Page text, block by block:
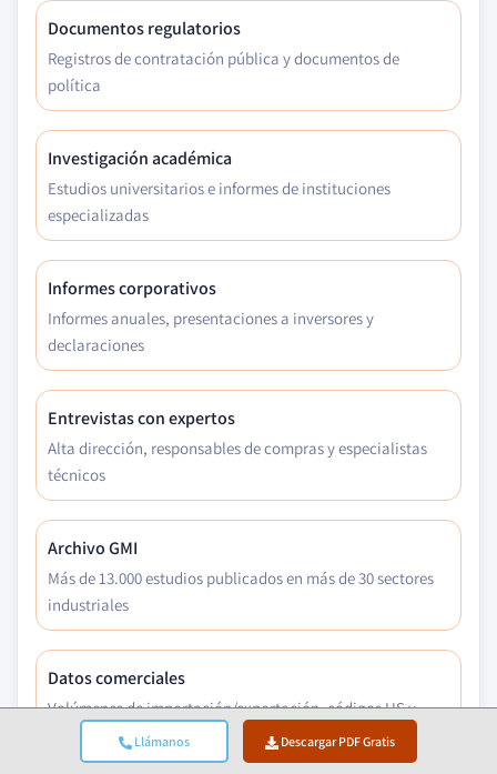
Llámanos Descargar PDF Gratis
Documentos regulatorios
Registros de contratación pública y documentos de
política
Investigación académica
Estudios universitarios e informes de instituciones
especializadas
Informes corporativos
Informes anuales, presentaciones a inversores y
declaraciones
Entrevistas con expertos
Alta dirección, responsables de compras y especialistas
técnicos
Archivo GMI
Más de 13.000 estudios publicados en más de 30 sectores
industriales
Datos comerciales
Volúmenes de importación/exportación, códigos HS y
registros aduaneros